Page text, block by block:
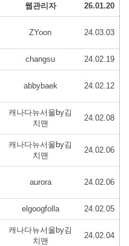
웹관리자 26.01.20
ZYoon 24.03.03
changsu 24.02.19
abbybaek 24.02.12
캐나다뉴서울by김
치맨
24.02.08
캐나다뉴서울by김
치맨
24.02.06
aurora 24.02.06
elgoogfolla 24.02.05
캐나다뉴서울by김
치맨
24.02.04